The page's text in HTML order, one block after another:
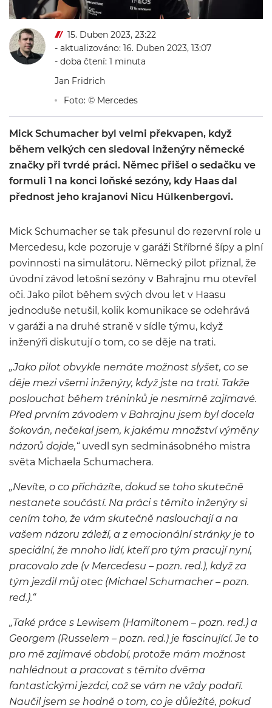
15. Duben 2023, 23:22
- aktualizováno: 16. Duben 2023, 13:07
- doba čtení: 1 minuta
Jan Fridrich
Foto: © Mercedes
Mick Schumacher byl velmi překvapen, když
během velkých cen sledoval inženýry německé
značky při tvrdé práci. Němec přišel o sedačku ve
formuli 1 na konci loňské sezóny, kdy Haas dal
přednost jeho krajanovi Nicu Hülkenbergovi.
Mick Schumacher se tak přesunul do rezervní role u
Mercedesu, kde pozoruje v garáži Stříbrné šípy a plní
povinnosti na simulátoru. Německý pilot přiznal, že
úvodní závod letošní sezóny v Bahrajnu mu otevřel
oči. Jako pilot během svých dvou let v Haasu
jednoduše netušil, kolik komunikace se odehrává
v garáži a na druhé straně v sídle týmu, když
inženýři diskutují o tom, co se děje na trati.
„Jako pilot obvykle nemáte možnost slyšet, co se
děje mezi všemi inženýry, když jste na trati. Takže
poslouchat během tréninků je nesmírně zajímavé.
Před prvním závodem v Bahrajnu jsem byl docela
šokován, nečekal jsem, k jakému množství výměny
názorů dojde,“uvedl syn sedminásobného mistra
světa Michaela Schumachera.
„Nevíte, o co přicházíte, dokud se toho skutečně
nestanete součástí. Na práci s těmito inženýry si
cením toho, že vám skutečně naslouchají a na
vašem názoru záleží, a z emocionální stránky je to
speciální, že mnoho lidí, kteří pro tým pracují nyní,
pracovalo zde (v Mercedesu – pozn. red.), když za
tým jezdil můj otec (Michael Schumacher – pozn.
red.).“
„Také práce s Lewisem (Hamiltonem – pozn. red.) a
Georgem (Russelem – pozn. red.) je fascinující. Je to
pro mě zajímavé období, protože mám možnost
nahlédnout a pracovat s těmito dvěma
fantastickými jezdci, což se vám ne vždy podaří.
Naučil jsem se hodně o tom, co je důležité, pokud